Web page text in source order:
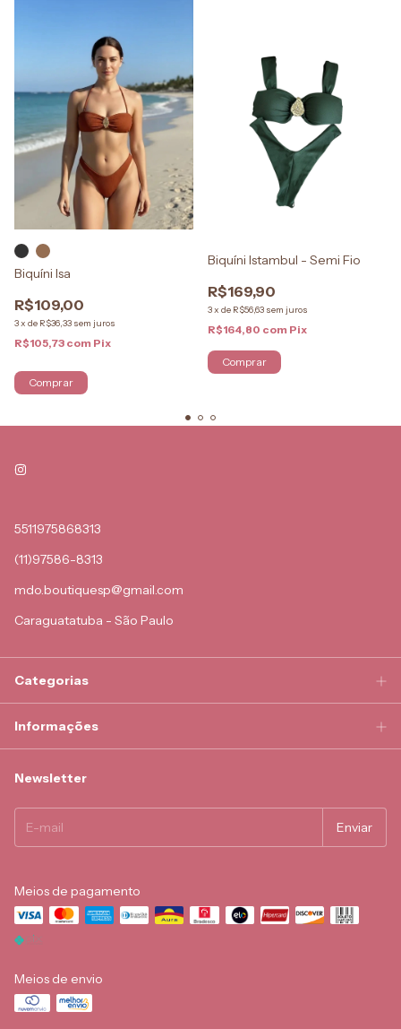
Biquíni Isa
R$109,00
3x de R$36,33 sem juros
R$105,73 com Pix
Comprar
Biquíni Istambul - Semi Fio
R$169,90
3x de R$56,63 sem juros
R$164,80 com Pix
Comprar
5511975868313
(11)97586-8313
mdo.boutiquesp@gmail.com
Caraguatatuba - São Paulo
Categorias
Informações
Newsletter
Meios de pagamento
Meios de envio